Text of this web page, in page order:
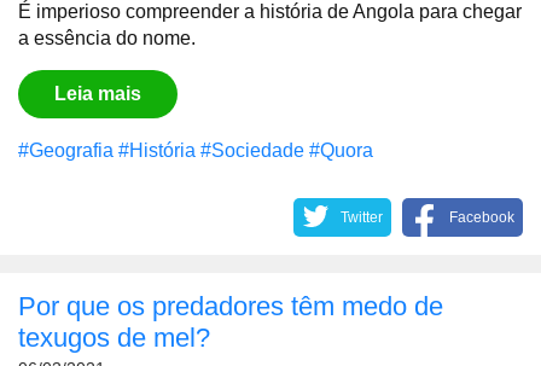
É imperioso compreender a história de Angola para chegar
a essência do nome.
Leia mais
#Geografia #História #Sociedade #Quora
Twitter Facebook
Por que os predadores têm medo de
texugos de mel?